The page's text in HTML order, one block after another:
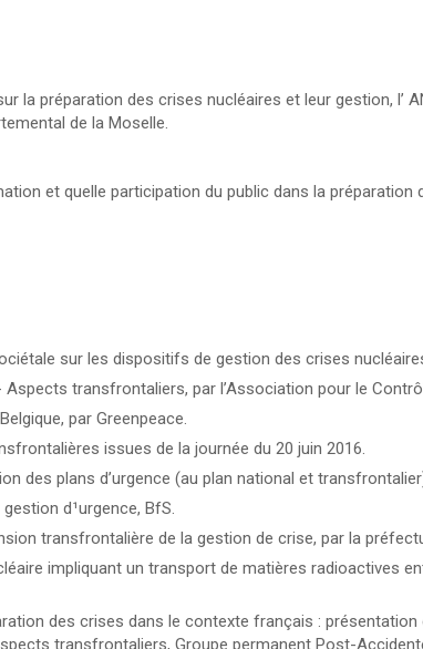
la préparation des crises nucléaires et leur gestion, l’
de la Moselle.
et quelle participation du public dans la
sur les dispositifs de gestion des crises
transfrontaliers, par l’Association pour le
par Greenpeace.
issues de la journée du 20 juin 2016.
des plans d’urgence (au plan national et
d¹urgence, BfS.
transfrontalière de la gestion de crise, par la
impliquant un transport de matières radioactives
des crises dans le contexte français :
transfrontaliers, Groupe permanent Post-